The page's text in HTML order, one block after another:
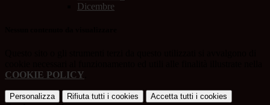
Dicembre
COOKIE POLICY
Personalizza Rifiuta tutti i cookies Accetta tutti i cookies